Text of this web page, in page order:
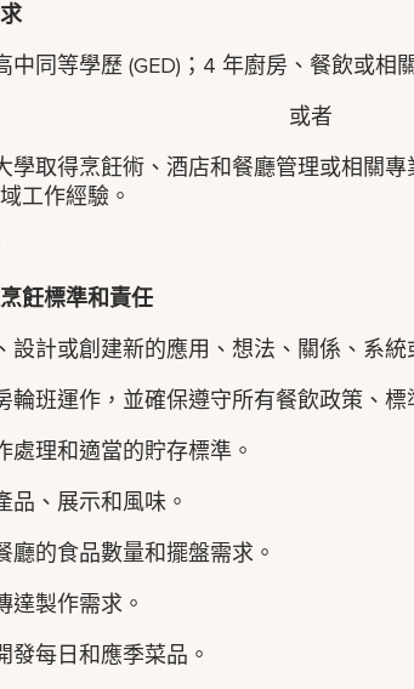
中同等學歷 (GED)；4 年廚房、餐飲或相
或者
學取得烹飪術、酒店和餐廳管理或相關
工作經驗。
飪標準和責任
設計或創建新的應用、想法、關係、系統
輪班運作，並確保遵守所有餐飲政策、標
處理和適當的貯存標準。
品、展示和風味。
廳的食品數量和擺盤需求。
達製作需求。
發每日和應季菜品。